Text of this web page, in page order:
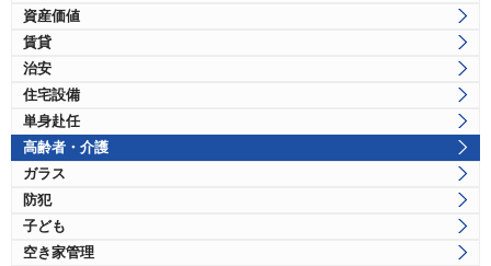
資産価値
賃貸
治安
住宅設備
単身赴任
高齢者・介護
ガラス
防犯
子ども
空き家管理